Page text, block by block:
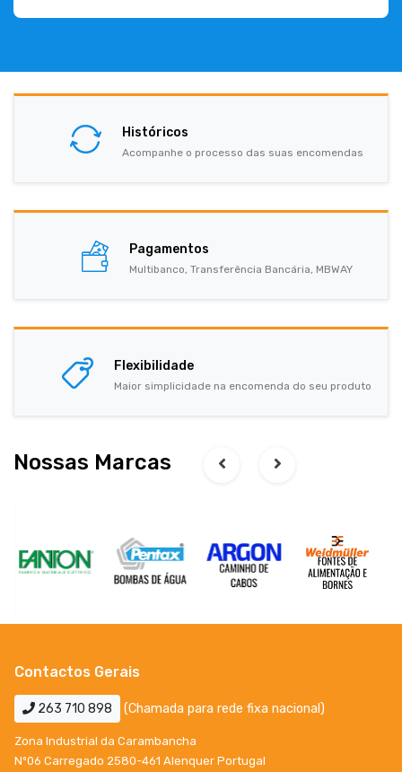
Históricos
Acompanhe o processo das suas encomendas
Pagamentos
Multibanco, Transferência Bancária, MBWAY
Flexibilidade
Maior simplicidade na encomenda do seu produto
Nossas Marcas
Contactos Gerais
263 710 898 (Chamada para rede fixa nacional)
Zona Industrial da Carambancha
Nº06 Carregado 2580-461 Alenquer Portugal